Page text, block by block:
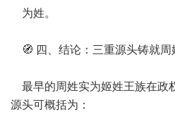
为姓。
🧭 四、结论：三重源头铸就周
最早的周姓实为姬姓王族在政
源头可概括为：